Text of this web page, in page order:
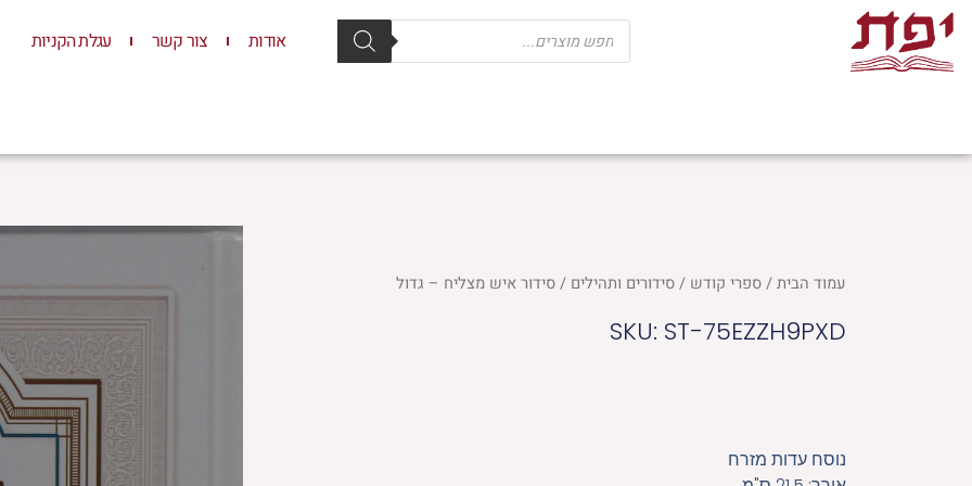
דילוג
לתוכן
Products
search אודות צור קשר עגלת הקניות
עמוד הבית/ספרי קודש /סידורים ותהילים / סידור איש מצליח – גדול
SKU: ST-75EZZH9PXD
נוסח עדות מזרח